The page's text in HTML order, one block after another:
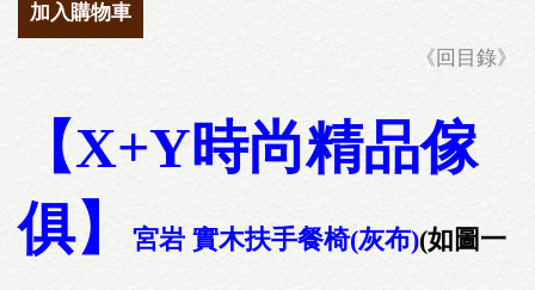
加入購物車
《回目錄》
【X+Y時尚精品傢
俱】
宮岩 實木扶手餐椅(灰布)(如圖一